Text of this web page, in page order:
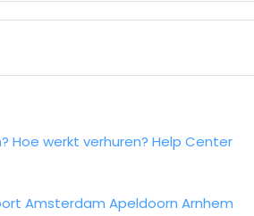
Hoe werkt verhuren? Help Center
Amsterdam Apeldoorn Arnhem